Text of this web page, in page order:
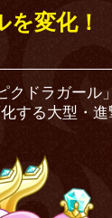
を変化！
クドラガー
する大型・進